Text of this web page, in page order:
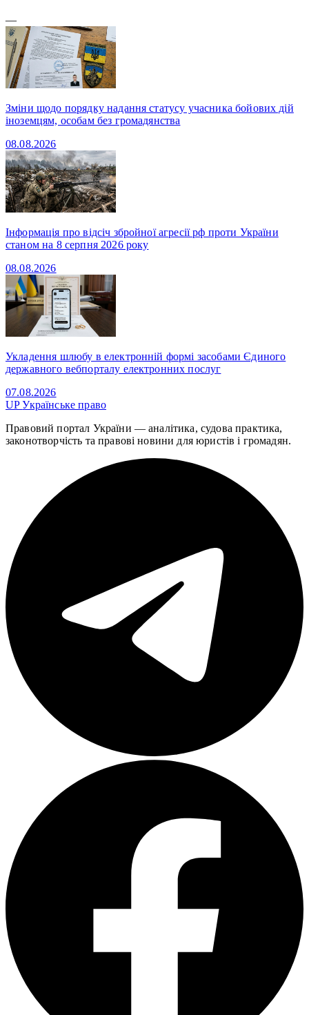
—
Зміни щодо порядку надання статусу учасника бойових дій
іноземцям, особам без громадянства
08.08.2026
Інформація про відсіч збройної агресії рф проти України
станом на 8 серпня 2026 року
08.08.2026
Укладення шлюбу в електронній формі засобами Єдиного
державного вебпорталу електронних послуг
07.08.2026
UPУкраїнське право
Правовий портал України — аналітика, судова практика,
законотворчість та правові новини для юристів і громадян.